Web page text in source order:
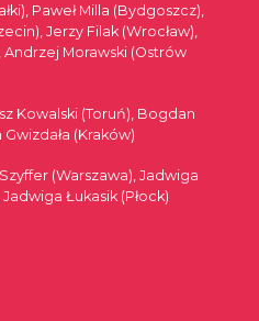
Paweł Milla (Bydgoszcz),
Jerzy Filak (Wrocław),
Morawski (Ostrów
Kowalski (Toruń), Bogdan
(Kraków)
(Warszawa), Jadwiga
Łukasik (Płock)